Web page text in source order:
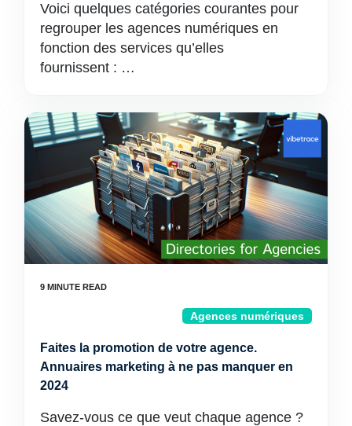
Voici quelques catégories courantes pour
regrouper les agences numériques en
fonction des services qu’elles
fournissent : …
Agences numériques
Faites la promotion de votre agence.
Annuaires marketing à ne pas manquer en
2024
Savez-vous ce que veut chaque agence ?